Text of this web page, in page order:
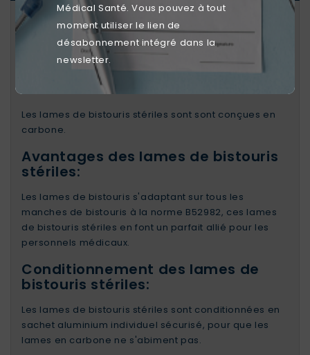
Médical Santé. Vous pouvez à tout
moment utiliser le lien de
désabonnement intégré dans la
newsletter.
Lames de bistouris stériles
Caractéristiques des lames de
bistouris stériles:
Stérilisation par gamma irradiation
Les lames de bistouris stériles sont sont conçues en
carbone.
Avantages des lames de bistouris
stériles:
Les lames de bistouris s'adaptant sur tous les
manches de bistouris à la norme B52982, ces lames
de bistouris stériles en font un parfait allié pour les
personnels médicaux.
Conditionnement des lames de
bistouris stériles:
Les lames de bistouris stériles sont conditionnées en
sachet aluminium individuel sécurisé, pour que les
lames en carbone ne s'abiment pas.